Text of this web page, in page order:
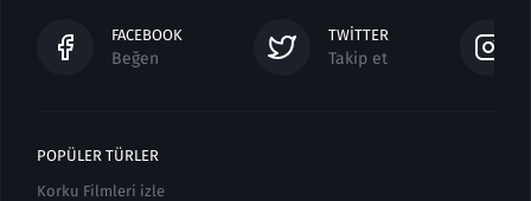
FACEBOOK
Beğen
TWITTER
Takip et
POPÜLER TÜRLER
Korku Filmleri izle